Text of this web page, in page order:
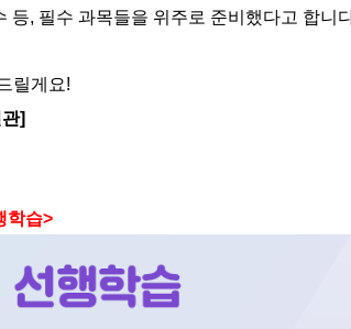
등, 필수 과목들을 위주로 준비했다고 합니
릴게요!
]
학습>